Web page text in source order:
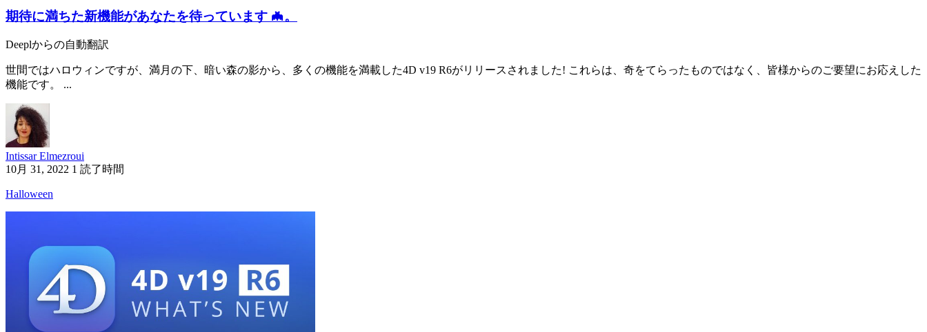
期待に満ちた新機能があなたを待っています 🦇。
Deeplからの自動翻訳
世間ではハロウィンですが、満月の下、暗い森の影から、多くの機能を満載した4D v19 R6がリリースされました! これらは、奇をてらったものではなく、皆様からのご要望にお応えした
機能です。 ...
Intissar Elmezroui
10月 31, 2022 1 読了時間
Halloween